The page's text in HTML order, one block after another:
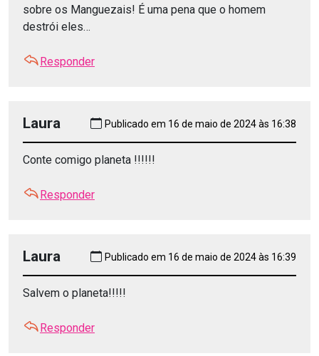
sobre os Manguezais! É uma pena que o homem
destrói eles…
Responder
Laura Publicado em 16 de maio de 2024 às 16:38
Conte comigo planeta !!!!!!
Responder
Laura Publicado em 16 de maio de 2024 às 16:39
Salvem o planeta!!!!!
Responder